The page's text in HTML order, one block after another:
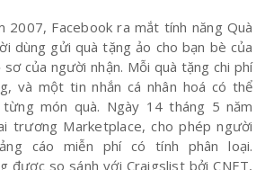
2007, Facebook ra mắt tính năng Quà
dùng gửi quà tặng ảo cho bạn bè của
của người nhận. Mỗi quà tặng chi phí
và một tin nhắn cá nhân hoá có thể
món quà. Ngày 14 tháng 5 năm
trương Marketplace, cho phép người
cáo miễn phí có tính phân loại.
được so sánh với Craigslist bởi CNET,